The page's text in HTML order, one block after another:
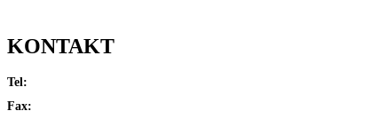
KONTAKT
Tel:
Fax: